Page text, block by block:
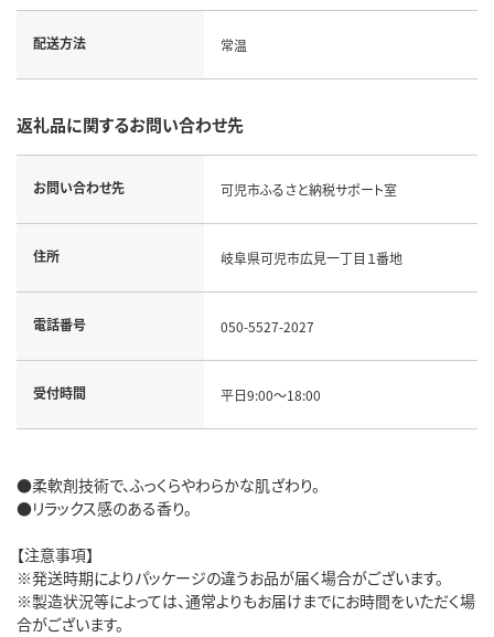
配送方法 常温
返礼品に関するお問い合わせ先
お問い合わせ先 可児市ふるさと納税サポート室
住所 岐阜県可児市広見一丁目１番地
電話番号 050-5527-2027
受付時間 平日9:00～18:00
●柔軟剤技術で、ふっくらやわらかな肌ざわり。
●リラックス感のある香り。
【注意事項】
※発送時期によりパッケージの違うお品が届く場合がございます。
※製造状況等によっては、通常よりもお届けまでにお時間をいただく場
合がございます。